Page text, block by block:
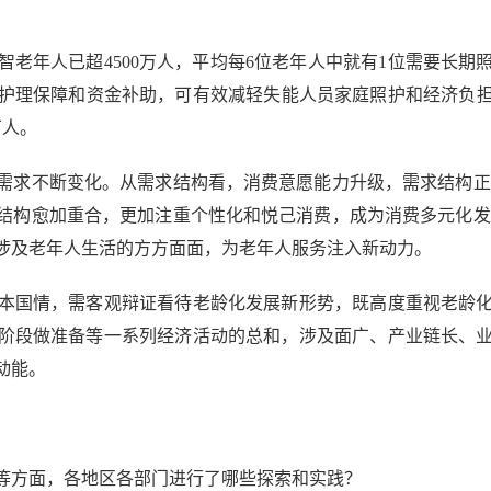
人已超4500万人，平均每6位老年人中就有1位需要长期
理保障和资金补助，可有效减轻失能人员家庭照护和经济负
。
断变化。从需求结构看，消费意愿能力升级，需求结构
构愈加重合，更加注重个性化和悦己消费，成为消费多元化
老年人生活的方方面面，为老年人服务注入新动力。
，需客观辩证看待老龄化发展新形势，既高度重视老龄
段做准备等一系列经济活动的总和，涉及面广、产业链长、
。
，各地区各部门进行了哪些探索和实践？